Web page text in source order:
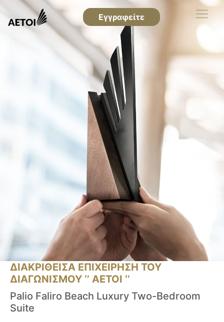
Εγγραφείτε
ΔΙΑΚΡΙΘΕΙΣΑ ΕΠΙΧΕΙΡΗΣΗ ΤΟΥ
ΔΙΑΓΩΝΙΣΜΟΥ ‘’ ΑΕΤΟΙ ‘’
Palio Faliro Beach Luxury Two-Bedroom
Suite